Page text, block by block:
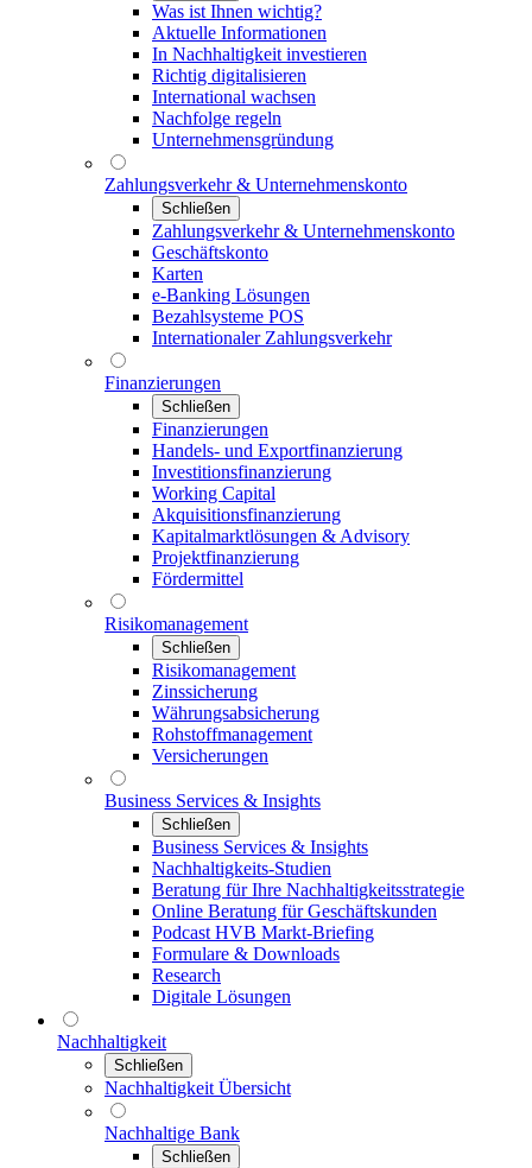
Was ist Ihnen wichtig?
Aktuelle Informationen
In Nachhaltigkeit investieren
Richtig digitalisieren
International wachsen
Nachfolge regeln
Unternehmensgründung
Zahlungsverkehr & Unternehmenskonto
Schließen
Zahlungsverkehr & Unternehmenskonto
Geschäftskonto
Karten
e-Banking Lösungen
Bezahlsysteme POS
Internationaler Zahlungsverkehr
Finanzierungen
Schließen
Finanzierungen
Handels- und Exportfinanzierung
Investitionsfinanzierung
Working Capital
Akquisitionsfinanzierung
Kapitalmarktlösungen & Advisory
Projektfinanzierung
Fördermittel
Risikomanagement
Schließen
Risikomanagement
Zinssicherung
Währungsabsicherung
Rohstoffmanagement
Versicherungen
Business Services & Insights
Schließen
Business Services & Insights
Nachhaltigkeits-Studien
Beratung für Ihre Nachhaltigkeitsstrategie
Online Beratung für Geschäftskunden
Podcast HVB Markt-Briefing
Formulare & Downloads
Research
Digitale Lösungen
Nachhaltigkeit
Schließen
Nachhaltigkeit Übersicht
Nachhaltige Bank
Schließen